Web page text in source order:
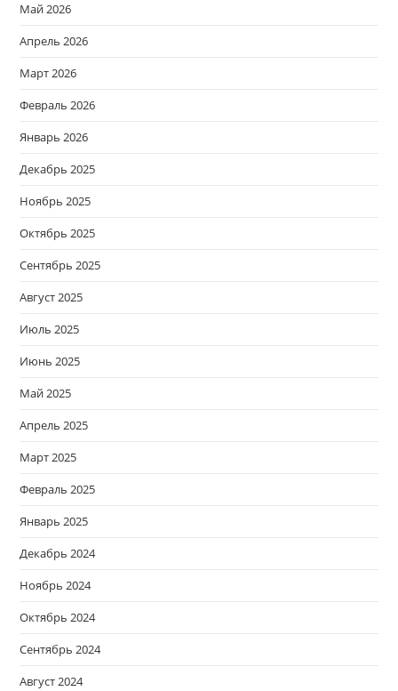
Май 2026
Апрель 2026
Март 2026
Февраль 2026
Январь 2026
Декабрь 2025
Ноябрь 2025
Октябрь 2025
Сентябрь 2025
Август 2025
Июль 2025
Июнь 2025
Май 2025
Апрель 2025
Март 2025
Февраль 2025
Январь 2025
Декабрь 2024
Ноябрь 2024
Октябрь 2024
Сентябрь 2024
Август 2024